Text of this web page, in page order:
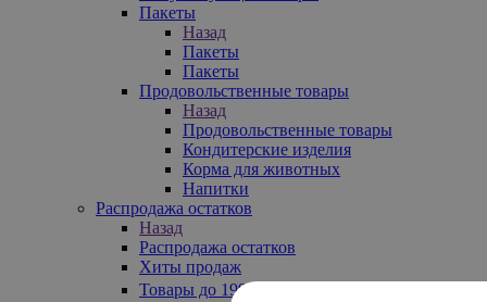
Пакеты
Назад
Пакеты
Пакеты
Продовольственные товары
Назад
Продовольственные товары
Кондитерские изделия
Корма для животных
Напитки
Распродажа остатков
Назад
Распродажа остатков
Хиты продаж
Товары до 199₽